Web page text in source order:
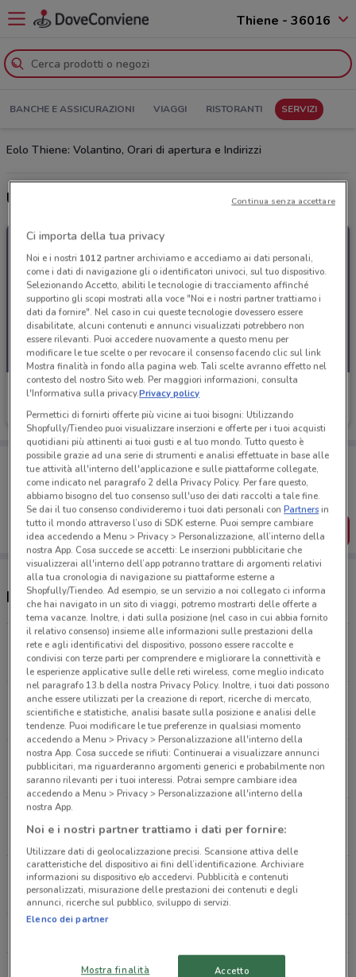
Thiene - 36016
BANCHE E ASSICURAZIONI VIAGGI RISTORANTI SERVIZI
Eolo Thiene: Volantino, Orari di apertura e Indirizzi
Ultime offerte del volantino Eolo
Eolo
Scade il 31/08
Porta DoveConviene sempre con te!
Puoi trovare le migliori offerte dei negozi vicino a te,
salvarle e creare la tua lista del risparmio, comodamente
dal tuo cellulare.
SCARICA L’APP
Negozi Eolo a Thiene
Via Veneto, 44n 36030
1 km
Via Trieste, 98, 36016 Thiene VIn Thiene
1.4 km
Viale Europa 1 Thiene
1.8 km
Speedy Service Snc
1.8 km
Via Colleoni, 30, Thiene
1.9 km
Ci importa della tua privacy
Noi e i nostri 1012partner archiviamo e accediamo ai dati personali,
come i dati di navigazione gli o identificatori univoci, sul tuo dispositivo.
Selezionando Accetto, abiliti le tecnologie di tracciamento affinché
supportino gli scopi mostrati alla voce "Noi e i nostri partner trattiamo i
dati da fornire". Nel caso in cui queste tecnologie dovessero essere
disabilitate, alcuni contenuti e annunci visualizzati potrebbero non
essere rilevanti. Puoi accedere nuovamente a questo menu per
modificare le tue scelte o per revocare il consenso facendo clic sul link
Mostra finalità in fondo alla pagina web. Tali scelte avranno effetto nel
contesto del nostro Sito web. Per maggiori informazioni, consulta
l'Informativa sulla privacy.Privacy policy
Permettici di fornirti offerte più vicine ai tuoi bisogni: Utilizzando
Shopfully/Tiendeo puoi visualizzare inserzioni e offerte per i tuoi acquisti
quotidiani più attinenti ai tuoi gusti e al tuo mondo. Tutto questo è
possibile grazie ad una serie di strumenti e analisi effettuate in base alle
tue attività all'interno dell'applicazione e sulle piattaforme collegate,
come indicato nel paragrafo 2 della Privacy Policy. Per fare questo,
abbiamo bisogno del tuo consenso sull'uso dei dati raccolti a tale fine.
Se dai il tuo consenso condivideremo i tuoi dati personali conPartnersin
tutto il mondo attraverso l’uso di SDK esterne. Puoi sempre cambiare
idea accedendo a Menu > Privacy > Personalizzazione, all’interno della
nostra App. Cosa succede se accetti: Le inserzioni pubblicitarie che
visualizzerai all'interno dell’app potranno trattare di argomenti relativi
alla tua cronologia di navigazione su piattaforme esterne a
Shopfully/Tiendeo. Ad esempio, se un servizio a noi collegato ci informa
che hai navigato in un sito di viaggi, potremo mostrarti delle offerte a
tema vacanze. Inoltre, i dati sulla posizione (nel caso in cui abbia fornito
il relativo consenso) insieme alle informazioni sulle prestazioni della
rete e agli identificativi del dispositivo, possono essere raccolte e
condivisi con terze parti per comprendere e migliorare la connettività e
le esperienze applicative sulle delle reti wireless, come meglio indicato
nel paragrafo 13.b della nostra Privacy Policy. Inoltre, i tuoi dati possono
anche essere utilizzati per la creazione di report, ricerche di mercato,
scientifiche e statistiche, analisi basate sulla posizione e analisi delle
tendenze. Puoi modificare le tue preferenze in qualsiasi momento
accedendo a Menu > Privacy > Personalizzazione all'interno della
nostra App. Cosa succede se rifiuti: Continuerai a visualizzare annunci
pubblicitari, ma riguarderanno argomenti generici e probabilmente non
saranno rilevanti per i tuoi interessi. Potrai sempre cambiare idea
accedendo a Menu > Privacy > Personalizzazione all'interno della
nostra App.
Noi e i nostri partner trattiamo i dati per fornire:
Utilizzare dati di geolocalizzazione precisi. Scansione attiva delle
caratteristiche del dispositivo ai fini dell’identificazione. Archiviare
informazioni su dispositivo e/o accedervi. Pubblicità e contenuti
personalizzati, misurazione delle prestazioni dei contenuti e degli
annunci, ricerche sul pubblico, sviluppo di servizi.
Elenco dei partner
Mostra finalità Accetto
Continua senza accettare